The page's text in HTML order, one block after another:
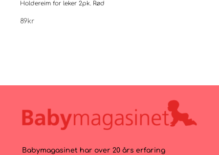
Holdereim for leker 2pk. Rød
89kr
Babymagasinet har over 20 års erfaring